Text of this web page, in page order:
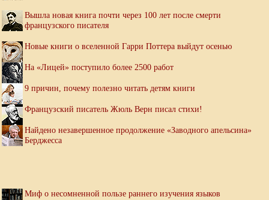
Вышла новая книга почти через 100 лет после смерти
французского писателя
Новые книги о вселенной Гарри Поттера выйдут осенью
На «Лицей» поступило более 2500 работ
9 причин, почему полезно читать детям книги
Французский писатель Жюль Верн писал стихи!
Найдено незавершенное продолжение «Заводного апельсина»
Берджесса
Миф о несомненной пользе раннего изучения языков